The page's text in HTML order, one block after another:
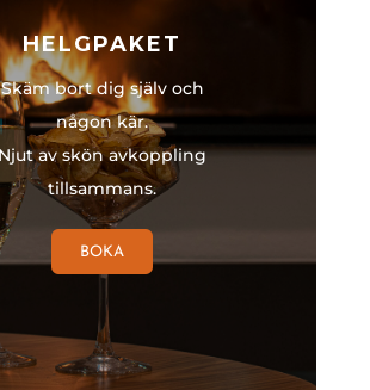
HELGPAKET
Skäm bort dig själv och
någon kär.
Njut av skön avkoppling
tillsammans.
BOKA